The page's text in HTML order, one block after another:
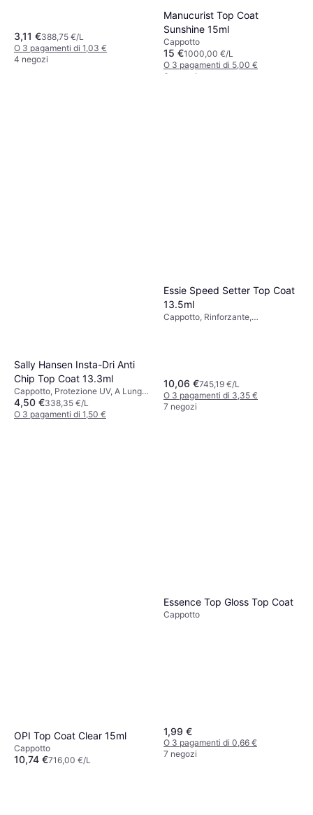
3,11 €388,75 €/L
O 3 pagamenti di 1,03 €
4 negozi
Manucurist Top Coat
Sunshine 15ml
Cappotto
15 €1000,00 €/L
O 3 pagamenti di 5,00 €
6 negozi
Sally Hansen Insta-Dri Anti
Chip Top Coat 13.3ml
Cappotto, Protezione UV, A Lunga
Durata, Asciugatura Rapida
4,50 €338,35 €/L
O 3 pagamenti di 1,50 €
Essie Speed Setter Top Coat
13.5ml
Cappotto, Rinforzante,
10,06 €745,19 €/L
O 3 pagamenti di 3,35 €
7 negozi
OPI Top Coat Clear 15ml
Cappotto
10,74 €716,00 €/L
Essence Top Gloss Top Coat
Cappotto
1,99 €
O 3 pagamenti di 0,66 €
7 negozi